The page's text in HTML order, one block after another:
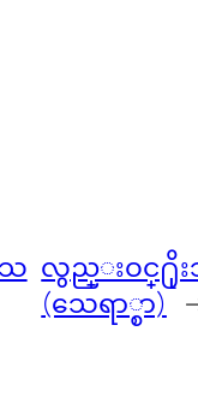
သ လွည္းဝင္႐ို
(သေရာ္စာ)